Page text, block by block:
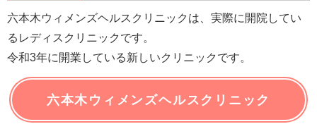
六本木ウィメンズヘルスクリニックは、実際に開院してい
るレディスクリニックです。
令和3年に開業している新しいクリニックです。
六本木ウィメンズヘルスクリニック